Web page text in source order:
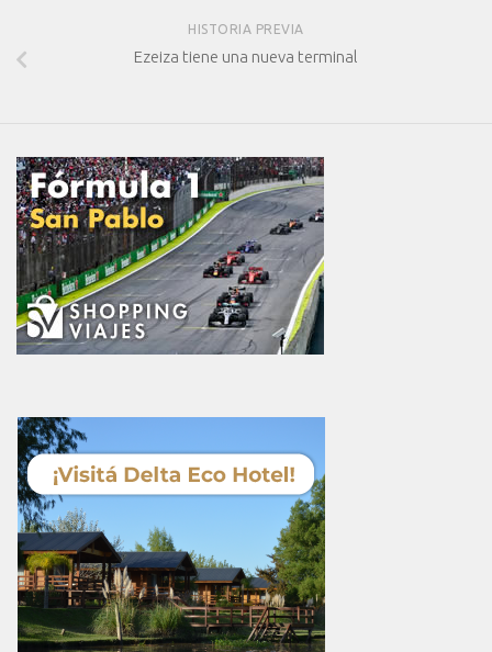
HISTORIA PREVIA
Ezeiza tiene una nueva terminal